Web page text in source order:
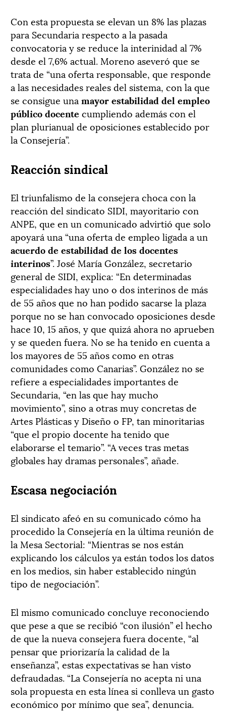
Con esta propuesta se elevan un 8% las plazas
para Secundaria respecto a la pasada
convocatoria y se reduce la interinidad al 7%
desde el 7,6% actual. Moreno aseveró que se
trata de “una oferta responsable, que responde
a las necesidades reales del sistema, con la que
se consigue una mayor estabilidad del empleo
público docente cumpliendo además con el
plan plurianual de oposiciones establecido por
la Consejería”.
Reacción sindical
El triunfalismo de la consejera choca con la
reacción del sindicato SIDI, mayoritario con
ANPE, que en un comunicado advirtió que solo
apoyará una “una oferta de empleo ligada a un
acuerdo de estabilidad de los docentes
interinos”. José María González, secretario
general de SIDI, explica: “En determinadas
especialidades hay uno o dos interinos de más
de 55 años que no han podido sacarse la plaza
porque no se han convocado oposiciones desde
hace 10, 15 años, y que quizá ahora no aprueben
y se queden fuera. No se ha tenido en cuenta a
los mayores de 55 años como en otras
comunidades como Canarias”. González no se
refiere a especialidades importantes de
Secundaria, “en las que hay mucho
movimiento”, sino a otras muy concretas de
Artes Plásticas y Diseño o FP, tan minoritarias
“que el propio docente ha tenido que
elaborarse el temario”. “A veces tras metas
globales hay dramas personales”, añade.
Escasa negociación
El sindicato afeó en su comunicado cómo ha
procedido la Consejería en la última reunión de
la Mesa Sectorial: “Mientras se nos están
explicando los cálculos ya están todos los datos
en los medios, sin haber establecido ningún
tipo de negociación”.
El mismo comunicado concluye reconociendo
que pese a que se recibió “con ilusión” el hecho
de que la nueva consejera fuera docente, “al
pensar que priorizaría la calidad de la
enseñanza”, estas expectativas se han visto
defraudadas. “La Consejería no acepta ni una
sola propuesta en esta línea si conlleva un gasto
económico por mínimo que sea”, denuncia.